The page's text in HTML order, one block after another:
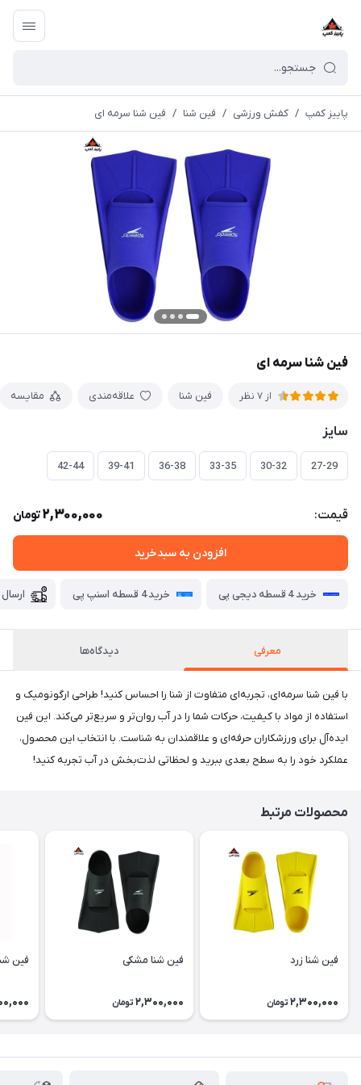
پاییز کمپ / کفش ورزشی / فین شنا / فین شنا سرمه ای
فین شنا سرمه ای
از 7 نظر فین شنا علاقه‌مندی مقایسه
سایز
27-29
30-32
33-35
36-38
39-41
42-44
قیمت: 2,300,000تومان
افزودن به سبدخرید
خرید 4 قسطه دیجی پی خرید 4 قسطه اسنپ پی
معرفی دیدگاه‌ها
با فین شنا سرمه‌ای، تجربه‌ای متفاوت از شنا را احساس کنید! طراحی ارگونومیک و
استفاده از مواد با کیفیت، حرکات شما را در آب روان‌تر و سریع‌تر می‌کند. این فین
ایده‌آل برای ورزشکاران حرفه‌ای و علاقمندان به شناست. با انتخاب این محصول،
عملکرد خود را به سطح بعدی ببرید و لحظاتی لذت‌بخش در آب تجربه کنید!
محصولات مرتبط
فین شنا زرد
2,300,000 تومان
فین شنا مشکی
2,300,000 تومان
فین